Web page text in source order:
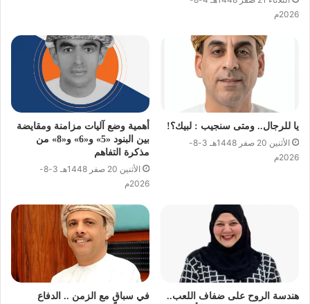
2026م
يا للرجال.. ومتى سنجيب : لبيك؟!
الأثنين 20 صفر 1448هـ 3-8-
2026م
أهمية وضع آليات مزامنة ومقايضة
بين البنود «5» و«6» و«8» من
مذكرة التفاهم
الأثنين 20 صفر 1448هـ 3-8-
2026م
هندسة الروح على ضفاف اللعب..
في سباقٍ مع الزمن .. الدفاع